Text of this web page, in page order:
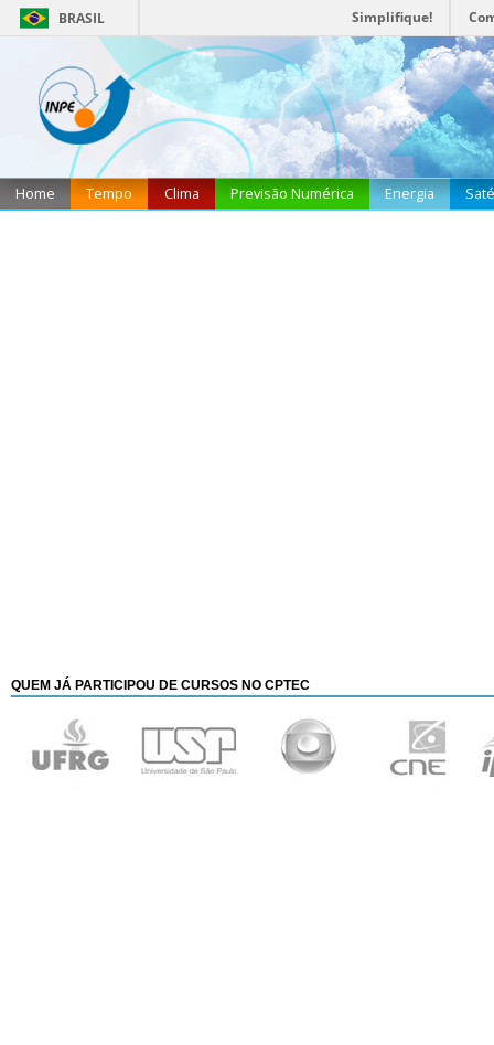
Home Tempo Clima Previsão Numérica Energia
BRASIL Simplifique!
QUEM JÁ PARTICIPOU DE CURSOS NO CPTEC